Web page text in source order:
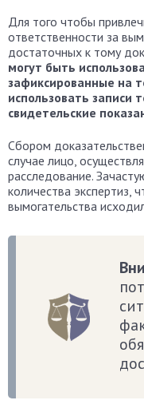
Для того чтобы
ответственности за
достаточных к тому
могут быть
зафиксированные на
использовать записи
свидетельские
Сбором
случае лицо,
расследование.
количества экспертиз,
вымогательства